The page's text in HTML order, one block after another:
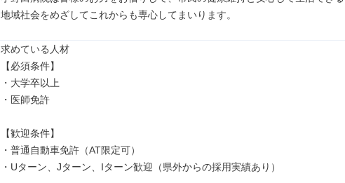
地域社会をめざしてこれからも専心してまいります。
求めている人材
【必須条件】
・大学卒以上
・医師免許
【歓迎条件】
・普通自動車免許（AT限定可）
・Uターン、Jターン、Iターン歓迎（県外からの採用実績あり）